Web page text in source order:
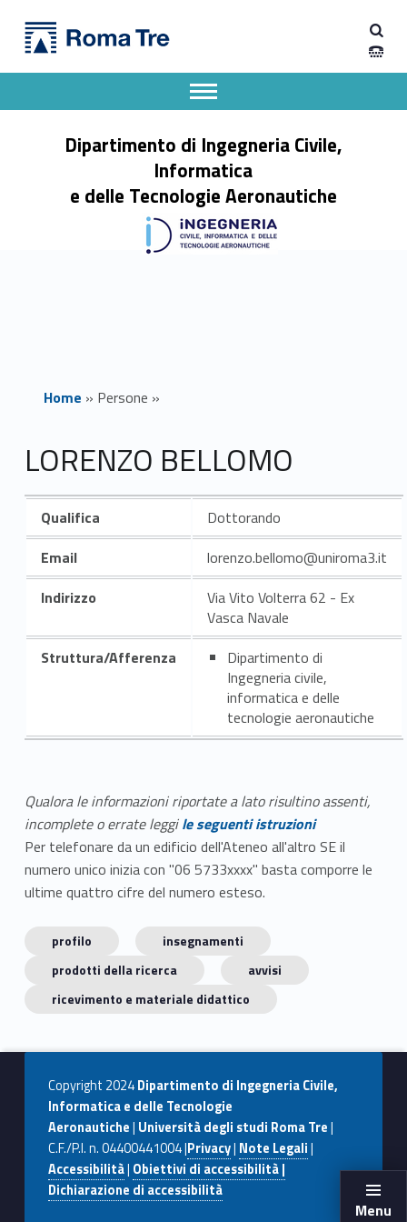
LORENZO BELLOMO - Dipartimento di Ingegneria Civile, Informatica e delle Tecnologie Aeronautiche
Dipartimento di Ingegneria Civile,
Informatica
e delle Tecnologie Aeronautiche
Menu
Apri il menu secondario
Header info sidebar
Home » Persone »
LORENZO BELLOMO
Qualifica
Dottorando
Email
lorenzo.bellomo@uniroma3.it
Indirizzo
Via Vito Volterra 62 - Ex
Vasca Navale
Struttura/Afferenza
Dipartimento di
Ingegneria civile,
informatica e delle
tecnologie aeronautiche
Qualora le informazioni riportate a lato risultino assenti,
incomplete o errate leggile seguenti istruzioni
Per telefonare da un edificio dell'Ateneo all'altro SE il
numero unico inizia con "06 5733xxxx" basta comporre le
ultime quattro cifre del numero esteso.
profilo
insegnamenti
prodotti della ricerca
avvisi
ricevimento e materiale didattico
Copyright 2024Dipartimento di Ingegneria Civile,
Informatica e delle Tecnologie
Aeronautiche| Università degli studi Roma Tre|
C.F./P.I. n. 04400441004 |Privacy| Note Legali|
Accessibilità| Obiettivi di accessibilità |
Dichiarazione di accessibilità